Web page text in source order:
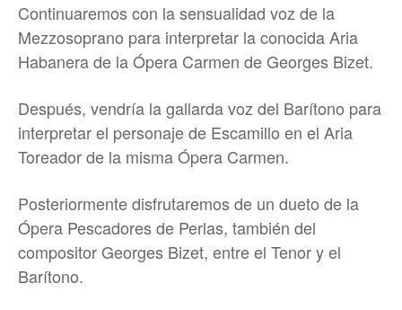
Continuaremos con la sensualidad voz de la
Mezzosoprano para interpretar la conocida Aria
Habanera de la Ópera Carmen de Georges Bizet.
Después, vendría la gallarda voz del Barítono para
interpretar el personaje de Escamillo en el Aria
Toreador de la misma Ópera Carmen.
Posteriormente disfrutaremos de un dueto de la
Ópera Pescadores de Perlas, también del
compositor Georges Bizet, entre el Tenor y el
Barítono.